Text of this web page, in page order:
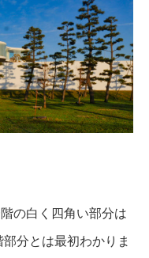
の白く四角い部分は
分とは最初わかりま